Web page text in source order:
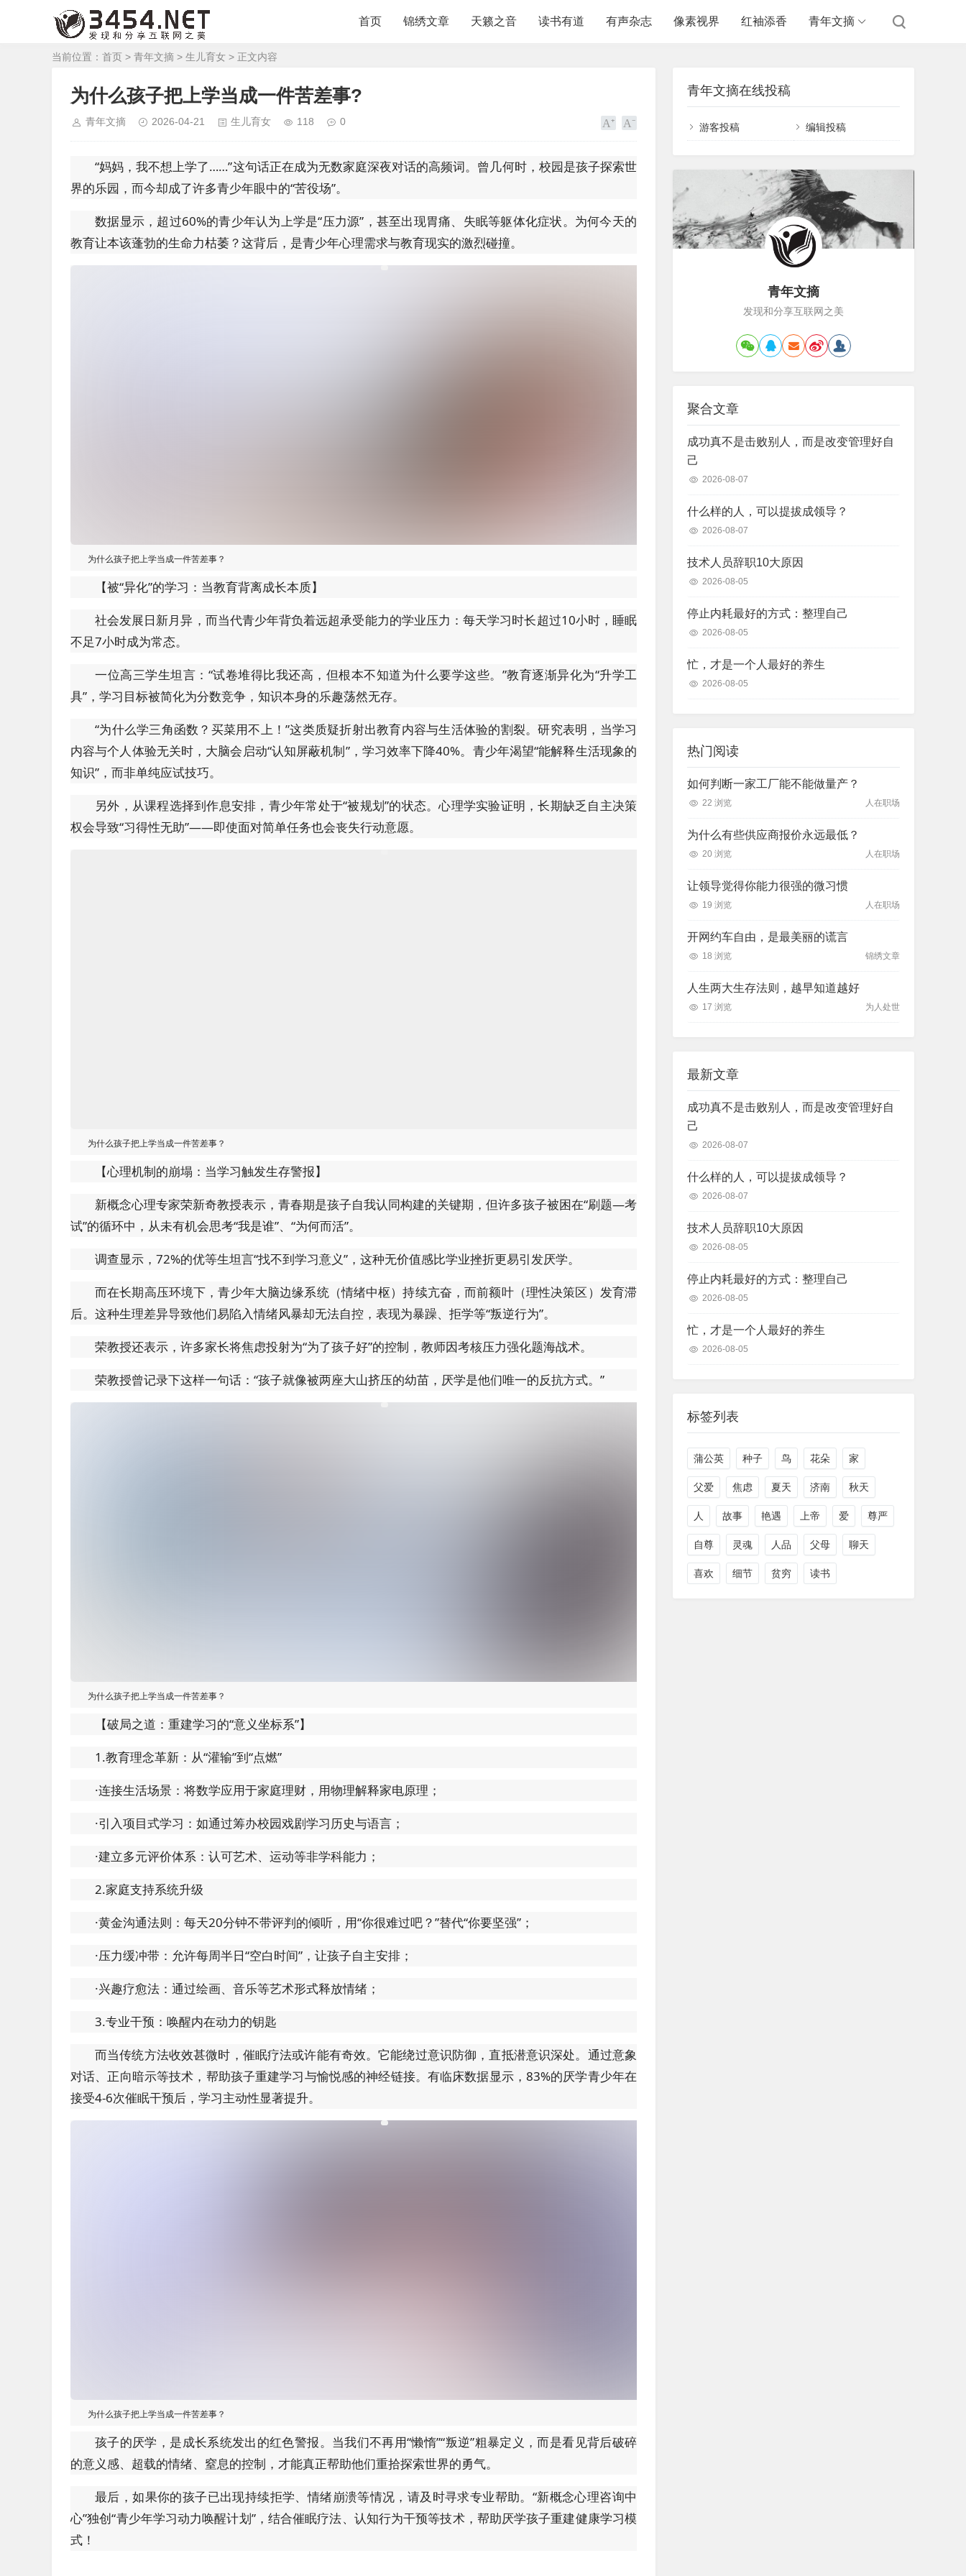
首页 锦绣文章 天籁之音 读书有道 有声杂志 像素视界 红袖添香 青年文摘
当前位置： 首页 > 青年文摘 > 生儿育女 > 正文内容
为什么孩子把上学当成一件苦差事?
青年文摘 2026-04-21 生儿育女 118 0
“妈妈，我不想上学了……”这句话正在成为无数家庭深夜对话的高频词。曾几何时，校园是孩子探索世
界的乐园，而今却成了许多青少年眼中的“苦役场”。
数据显示，超过60%的青少年认为上学是“压力源”，甚至出现胃痛、失眠等躯体化症状。为何今天的
教育让本该蓬勃的生命力枯萎？这背后，是青少年心理需求与教育现实的激烈碰撞。
为什么孩子把上学当成一件苦差事？
【被“异化”的学习：当教育背离成长本质】
社会发展日新月异，而当代青少年背负着远超承受能力的学业压力：每天学习时长超过10小时，睡眠
不足7小时成为常态。
一位高三学生坦言：“试卷堆得比我还高，但根本不知道为什么要学这些。”教育逐渐异化为“升学工
具”，学习目标被简化为分数竞争，知识本身的乐趣荡然无存。
“为什么学三角函数？买菜用不上！”这类质疑折射出教育内容与生活体验的割裂。研究表明，当学习
内容与个人体验无关时，大脑会启动“认知屏蔽机制”，学习效率下降40%。青少年渴望“能解释生活现象的
知识”，而非单纯应试技巧。
另外，从课程选择到作息安排，青少年常处于“被规划”的状态。心理学实验证明，长期缺乏自主决策
权会导致“习得性无助”——即使面对简单任务也会丧失行动意愿。
为什么孩子把上学当成一件苦差事？
【心理机制的崩塌：当学习触发生存警报】
新概念心理专家荣新奇教授表示，青春期是孩子自我认同构建的关键期，但许多孩子被困在“刷题—考
试”的循环中，从未有机会思考“我是谁”、“为何而活”。
调查显示，72%的优等生坦言“找不到学习意义”，这种无价值感比学业挫折更易引发厌学。
而在长期高压环境下，青少年大脑边缘系统（情绪中枢）持续亢奋，而前额叶（理性决策区）发育滞
后。这种生理差异导致他们易陷入情绪风暴却无法自控，表现为暴躁、拒学等“叛逆行为”。
荣教授还表示，许多家长将焦虑投射为“为了孩子好”的控制，教师因考核压力强化题海战术。
荣教授曾记录下这样一句话：“孩子就像被两座大山挤压的幼苗，厌学是他们唯一的反抗方式。”
为什么孩子把上学当成一件苦差事？
【破局之道：重建学习的“意义坐标系”】
1.教育理念革新：从“灌输”到“点燃”
·连接生活场景：将数学应用于家庭理财，用物理解释家电原理；
·引入项目式学习：如通过筹办校园戏剧学习历史与语言；
·建立多元评价体系：认可艺术、运动等非学科能力；
2.家庭支持系统升级
·黄金沟通法则：每天20分钟不带评判的倾听，用“你很难过吧？”替代“你要坚强”；
·压力缓冲带：允许每周半日“空白时间”，让孩子自主安排；
·兴趣疗愈法：通过绘画、音乐等艺术形式释放情绪；
3.专业干预：唤醒内在动力的钥匙
而当传统方法收效甚微时，催眠疗法或许能有奇效。它能绕过意识防御，直抵潜意识深处。通过意象
对话、正向暗示等技术，帮助孩子重建学习与愉悦感的神经链接。有临床数据显示，83%的厌学青少年在
接受4-6次催眠干预后，学习主动性显著提升。
为什么孩子把上学当成一件苦差事？
孩子的厌学，是成长系统发出的红色警报。当我们不再用“懒惰”“叛逆”粗暴定义，而是看见背后破碎
的意义感、超载的情绪、窒息的控制，才能真正帮助他们重拾探索世界的勇气。
最后，如果你的孩子已出现持续拒学、情绪崩溃等情况，请及时寻求专业帮助。“新概念心理咨询中
心”独创“青少年学习动力唤醒计划”，结合催眠疗法、认知行为干预等技术，帮助厌学孩子重建健康学习模
式！
青年文摘在线投稿
游客投稿 编辑投稿
青年文摘
发现和分享互联网之美
聚合文章
成功真不是击败别人，而是改变管理好自
己
2026-08-07
什么样的人，可以提拔成领导？
2026-08-07
技术人员辞职10大原因
2026-08-05
停止内耗最好的方式：整理自己
2026-08-05
忙，才是一个人最好的养生
2026-08-05
热门阅读
如何判断一家工厂能不能做量产？
22 浏览 人在职场
为什么有些供应商报价永远最低？
20 浏览 人在职场
让领导觉得你能力很强的微习惯
19 浏览 人在职场
开网约车自由，是最美丽的谎言
18 浏览 锦绣文章
人生两大生存法则，越早知道越好
17 浏览 为人处世
最新文章
成功真不是击败别人，而是改变管理好自
己
2026-08-07
什么样的人，可以提拔成领导？
2026-08-07
技术人员辞职10大原因
2026-08-05
停止内耗最好的方式：整理自己
2026-08-05
忙，才是一个人最好的养生
2026-08-05
标签列表
蒲公英 种子 鸟 花朵 家
父爱 焦虑 夏天 济南 秋天
人 故事 艳遇 上帝 爱 尊严
自尊 灵魂 人品 父母 聊天
喜欢 细节 贫穷 读书